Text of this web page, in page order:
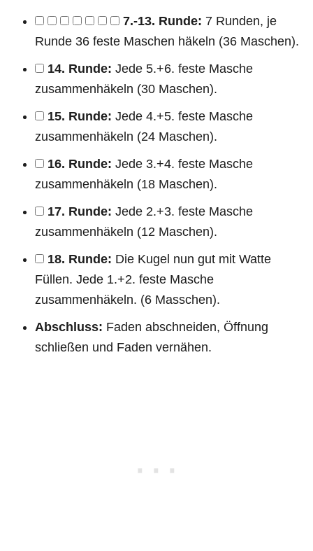
7.-13. Runde: 7 Runden, je
Runde 36 feste Maschen häkeln (36 Maschen).
14. Runde: Jede 5.+6. feste Masche
zusammenhäkeln (30 Maschen).
15. Runde: Jede 4.+5. feste Masche
zusammenhäkeln (24 Maschen).
16. Runde: Jede 3.+4. feste Masche
zusammenhäkeln (18 Maschen).
17. Runde: Jede 2.+3. feste Masche
zusammenhäkeln (12 Maschen).
18. Runde: Die Kugel nun gut mit Watte
Füllen. Jede 1.+2. feste Masche
zusammenhäkeln. (6 Masschen).
Abschluss: Faden abschneiden, Öffnung
schließen und Faden vernähen.